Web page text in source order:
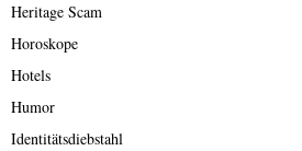
Heritage Scam
Horoskope
Hotels
Humor
Identitätsdiebstahl